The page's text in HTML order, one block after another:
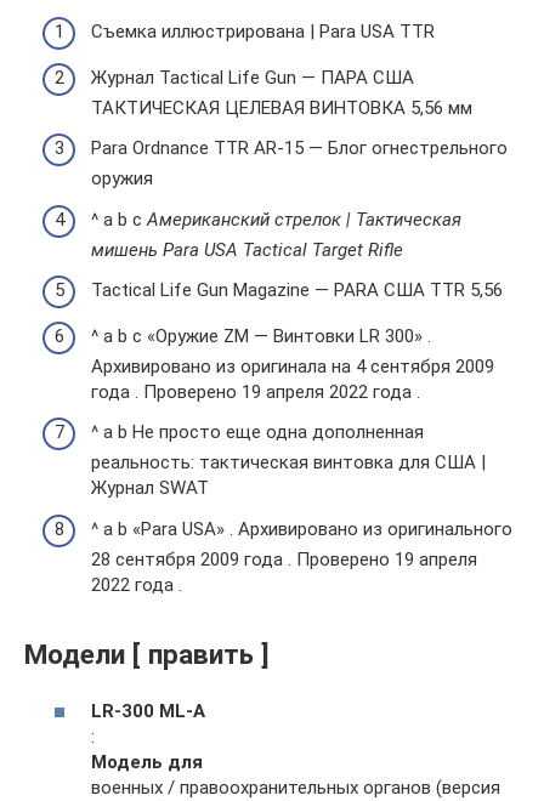
Съемка иллюстрирована | Para USA TTR
Журнал Tactical Life Gun — ПАРА США
ТАКТИЧЕСКАЯ ЦЕЛЕВАЯ ВИНТОВКА 5,56 мм
Para Ordnance TTR AR-15 — Блог огнестрельного
оружия
^ a b cАмериканский стрелок | Тактическая
мишень Para USA Tactical Target Rifle
Tactical Life Gun Magazine — PARA США TTR 5,56
^ a b c «Оружие ZM — Винтовки LR 300» .
Архивировано из оригинала на 4 сентября 2009
года . Проверено 19 апреля 2022 года .
^ a b Не просто еще одна дополненная
реальность: тактическая винтовка для США |
Журнал SWAT
^ a b «Para USA» . Архивировано из оригинального
28 сентября 2009 года . Проверено 19 апреля
2022 года .
Модели [ править ]
LR-300 ML-A
:
Модель для
военных / правоохранительных органов (версия